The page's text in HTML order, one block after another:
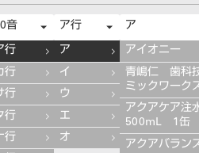
音
行
行
行
行
行
ア行
ア
イ
ウ
エ
オ
ア
アイオニー
青嶋仁 歯科
ミックワーク
アクアケア注
500mL 1缶
アクアバラン